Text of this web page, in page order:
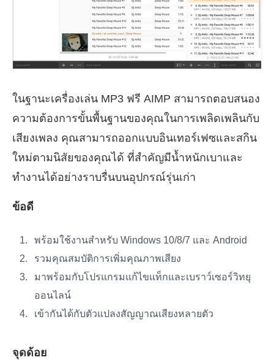
ในฐานะเครื่องเล่น MP3 ฟรี AIMP สามารถตอบสนอง
ความต้องการขั้นพื้นฐานของคุณในการเพลิดเพลินกับ
เสียงเพลง คุณสามารถออกแบบอินเทอร์เฟซและสกิน
ใหม่ตามนิสัยของคุณได้ ที่สำคัญมีน้ำหนักเบาและ
ทำงานได้อย่างราบรื่นบนอุปกรณ์รุ่นเก่า
ข้อดี
พร้อมใช้งานสำหรับ Windows 10/8/7 และ Android
รวมคุณสมบัติการเพิ่มคุณภาพเสียง
มาพร้อมกับโปรแกรมแก้ไขแท็กและเบราว์เซอร์วิทยุ
ออนไลน์
เข้ากันได้กับตัวแปลงสัญญาณเสียงหลายตัว
จุดด้อย